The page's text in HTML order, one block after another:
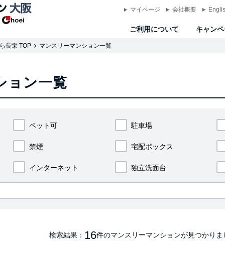
マイページ 会社概要
ご利用について キャン
長栄 TOP マンスリーマンション一覧
ョン一覧
ペット可 駐車場
禁煙 宅配ボックス
インターネット 独立洗面台
検索結果： 16件のマンスリーマンションが見つかりま